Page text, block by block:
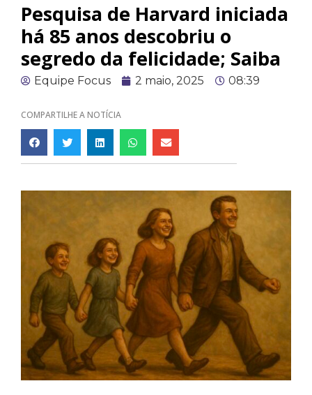
Pesquisa de Harvard iniciada
há 85 anos descobriu o
segredo da felicidade; Saiba
Equipe Focus 2 maio, 2025 08:39
COMPARTILHE A NOTÍCIA